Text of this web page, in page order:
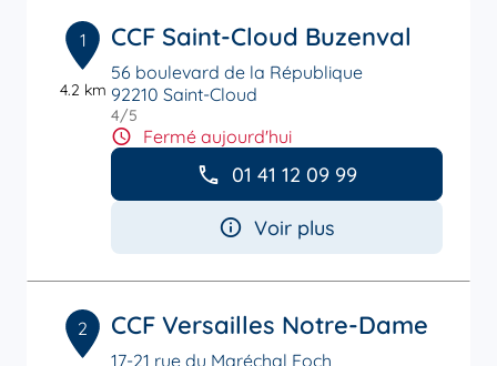
1
4.2 km
CCF Saint-Cloud Buzenval
56 boulevard de la République
92210 Saint-Cloud
4/5
Fermé aujourd'hui
01 41 12 09 99
Voir plus
2 CCF Versailles Notre-Dame
17-21 rue du Maréchal Foch